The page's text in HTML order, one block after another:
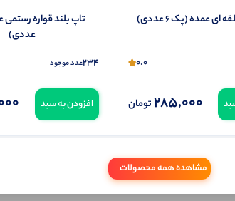
ای عمده (پک 6 عددی)
0.0
285,000تومان
عددی)
234عدد موجود
افزودن به سبد
مشاهده همه محصولات